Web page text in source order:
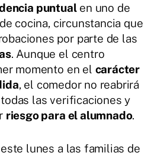
puntualen uno de
cocina, circunstancia que
por parte de las
. Aunque el centro
momento en el carácter
, el comedor no reabrirá
las verificaciones y
riesgo para el alumnado.
lunes a las familias de